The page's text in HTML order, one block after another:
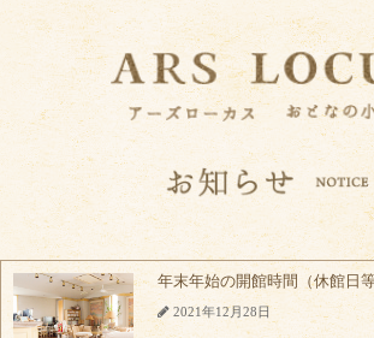
年末年始の開館時間（休館日
2021年12月28日